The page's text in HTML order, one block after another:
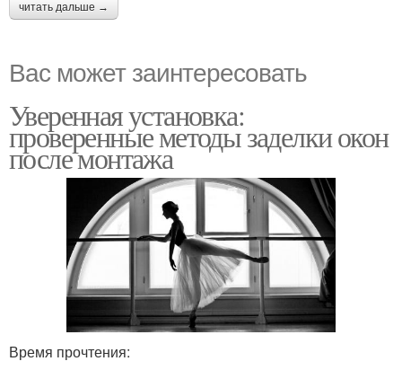
читать дальше →
Вас может заинтересовать
Уверенная установка:
проверенные методы заделки окон
после монтажа
Время прочтения: